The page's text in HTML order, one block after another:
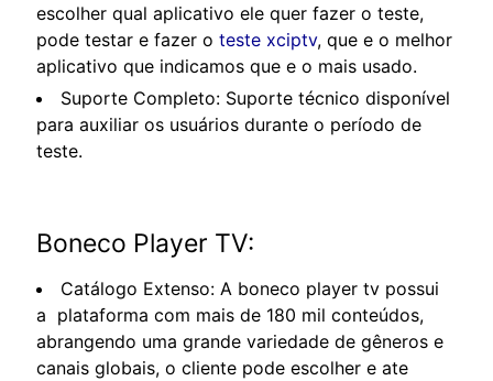
escolher qual aplicativo ele quer fazer o teste,
pode testar e fazer o teste xciptv, que e o melhor
aplicativo que indicamos que e o mais usado.
Suporte Completo: Suporte técnico disponível
para auxiliar os usuários durante o período de
teste.
Boneco Player TV:
Catálogo Extenso: A boneco player tv possui
a plataforma com mais de 180 mil conteúdos,
abrangendo uma grande variedade de gêneros e
canais globais, o cliente pode escolher e ate